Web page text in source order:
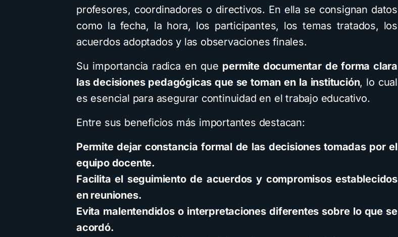
profesores, coordinadores o directivos. En ella se consignan datos
como la fecha, la hora, los participantes, los temas tratados, los
acuerdos adoptados y las observaciones finales.
Su importancia radica en que permite documentar de forma clara
las decisiones pedagógicas que se toman en la institución, lo cual
es esencial para asegurar continuidad en el trabajo educativo.
Entre sus beneficios más importantes destacan:
Permite dejar constancia formal de las decisiones tomadas por el
equipo docente.
Facilita el seguimiento de acuerdos y compromisos establecidos
en reuniones.
Evita malentendidos o interpretaciones diferentes sobre lo que se
acordó.